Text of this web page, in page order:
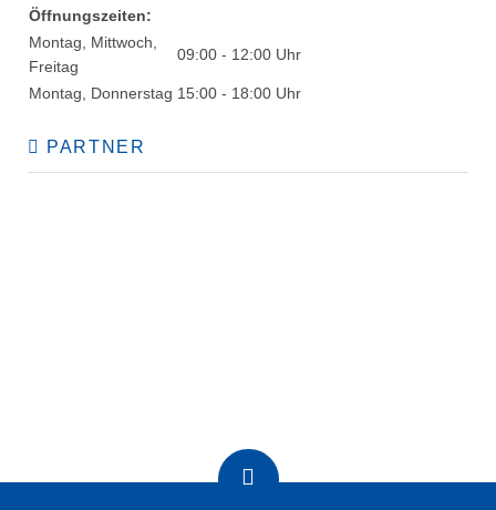
Öffnungszeiten:
Montag, Mittwoch,
Freitag
09:00 - 12:00 Uhr
Montag, Donnerstag 15:00 - 18:00 Uhr
PARTNER